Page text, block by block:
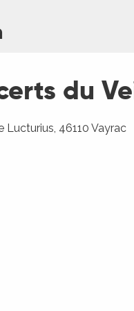
du
Lucturius, 46110 Vayrac